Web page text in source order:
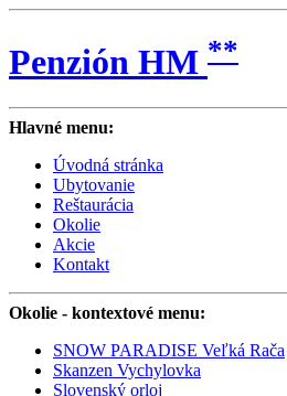
Penzión HM **
Hlavné menu:
Úvodná stránka
Ubytovanie
Reštaurácia
Okolie
Akcie
Kontakt
Okolie - kontextové menu:
SNOW PARADISE Veľká Rača
Skanzen Vychylovka
Slovenský orloj